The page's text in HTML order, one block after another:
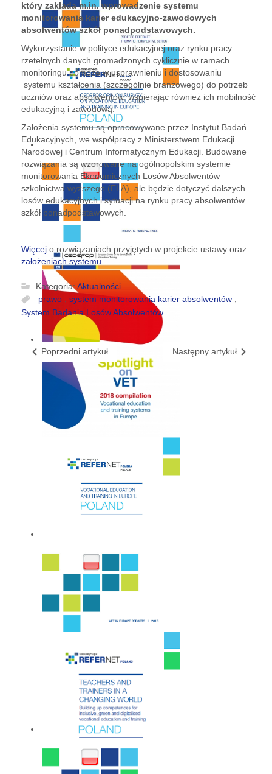
który zakłada m.in. wprowadzenie systemu
monitorowania karier edukacyjno-zawodowych
absolwentów szkół ponadpodstawowych.
Wykorzystanie w polityce edukacyjnej oraz rynku pracy
rzetelnych danych gromadzonych cyklicznie w ramach
monitoringu pomoże w usprawnieniu i dostosowaniu
systemu kształcenia (szczególnie branżowego) do potrzeb
uczniów oraz absolwentów, wspierając również ich mobilność
edukacyjną i zawodową.
Założenia systemu są opracowywane przez Instytut Badań
Edukacyjnych, we współpracy z Ministerstwem Edukacji
Narodowej i Centrum Informatycznym Edukacji. Budowane
rozwiązania są wzorowane na ogólnopolskim systemie
monitorowania Ekonomicznych Losów Absolwentów
szkolnictwa wyższego (ELA), ale będzie dotyczyć dalszych
losów edukacyjnych i sytuacji na rynku pracy absolwentów
szkół ponadpodstawowych.
Więcej o rozwiązaniach przyjętych w projekcie ustawy oraz
założeniach systemu.
Kategoria:Aktualności
prawo , system monitorowania karier absolwentów ,
System Badania Losów Absolwentów
Poprzedni artykuł Następny artykuł